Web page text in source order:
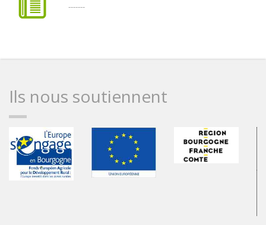
-------
Ils nous soutiennent